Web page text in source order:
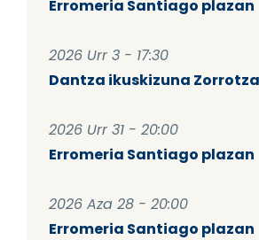
Erromeria Santiago plazan
2026 Urr 3 - 17:30
Dantza ikuskizuna
2026 Urr 31 - 20:00
Erromeria Santiago plazan
2026 Aza 28 - 20:00
Erromeria Santiago plazan